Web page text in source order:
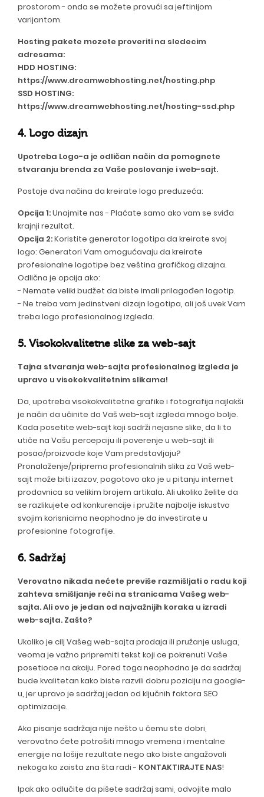
prostorom - onda se možete provući sa jeftinijom
varijantom.
Hosting pakete mozete proveriti na sledecim
adresama:
HDD HOSTING:
https://www.dreamwebhosting.net/hosting.php
SSD HOSTING:
https://www.dreamwebhosting.net/hosting-ssd.php
4. Logo dizajn
Upotreba Logo-a je odličan način da pomognete
stvaranju brenda za Vaše poslovanje i web-sajt.
Postoje dva načina da kreirate logo preduzeća:
Opcija 1:Unajmite nas - Plaćate samo ako vam se sviđa
krajnji rezultat.
Opcija 2:Koristite generator logotipa da kreirate svoj
logo: Generatori Vam omogućavaju da kreirate
profesionalne logotipe bez veština grafičkog dizajna.
Odlična je opcija ako:
- Nemate veliki budžet da biste imali prilagođen logotip.
- Ne treba vam jedinstveni dizajn logotipa, ali još uvek Vam
treba logo profesionalnog izgleda.
5. Visokokvalitetne slike za web-sajt
Tajna stvaranja web-sajta profesionalnog izgleda je
upravo u visokokvalitetnim slikama!
Da, upotreba visokokvalitetne grafike i fotografija najlakši
je način da učinite da Vaš web-sajt izgleda mnogo bolje.
Kada posetite web-sajt koji sadrži nejasne slike, da li to
utiče na Vašu percepciju ili poverenje u web-sajt ili
posao/proizvode koje Vam predstavljaju?
Pronalaženje/priprema profesionalnih slika za Vaš web-
sajt može biti izazov, pogotovo ako je u pitanju internet
prodavnica sa velikim brojem artikala. Ali ukoliko želite da
se razlikujete od konkurencije i pružite najbolje iskustvo
svojim korisnicima neophodno je da investirate u
profesionlne fotografije.
6. Sadržaj
Verovatno nikada nećete previše razmišljati o radu koji
zahteva smišljanje reči na stranicama Vašeg web-
sajta. Ali ovo je jedan od najvažnijih koraka u izradi
web-sajta. Zašto?
Ukoliko je cilj Vašeg web-sajta prodaja ili pružanje usluga,
veoma je važno pripremiti tekst koji ce pokrenuti Vaše
posetioce na akciju. Pored toga neophodno je da sadržaj
bude kvalitetan kako biste razvili dobru poziciju na google-
u, jer upravo je sadržaj jedan od ključnih faktora SEO
optimizacije.
Ako pisanje sadržaja nije nešto u čemu ste dobri,
verovatno ćete potrošiti mnogo vremena i mentalne
energije na lošije rezultate nego ako biste angažovali
nekoga ko zaista zna šta radi - KONTAKTIRAJTE NAS!
Ipak ako odlučite da pišete sadržaj sami, odvojite malo